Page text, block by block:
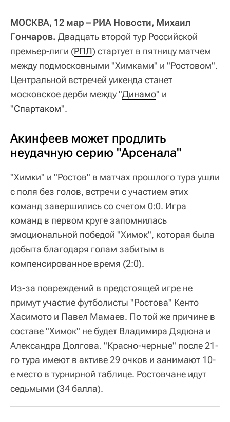
МОСКВА, 12 мар – РИА Новости, Михаил
Гончаров. Двадцать второй тур Российской
премьер-лиги (РПЛ) стартует в пятницу матчем
между подмосковными "Химками" и "Ростовом".
Центральной встречей уикенда станет
московское дерби между "Динамо" и
"Спартаком".
Акинфеев может продлить
неудачную серию "Арсенала"
"Химки" и "Ростов" в матчах прошлого тура ушли
с поля без голов, встречи с участием этих
команд завершились со счетом 0:0. Игра
команд в первом круге запомнилась
эмоциональной победой "Химок", которая была
добыта благодаря голам забитым в
компенсированное время (2:0).
Из-за повреждений в предстоящей игре не
примут участие футболисты "Ростова" Кенто
Хасимото и Павел Мамаев. По той же причине в
составе "Химок" не будет Владимира Дядюна и
Александра Долгова. "Красно-черные" после 21-
го тура имеют в активе 29 очков и занимают 10-
е место в турнирной таблице. Ростовчане идут
седьмыми (34 балла).